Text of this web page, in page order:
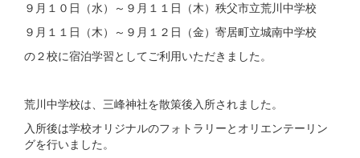
９月１０日（水）～９月１１日（木）秩父市立荒川中学校
９月１１日（木）～９月１２日（金）寄居町立城南中学校
の２校に宿泊学習としてご利用いただきました。
荒川中学校は、三峰神社を散策後入所されました。
入所後は学校オリジナルのフォトラリーとオリエンテーリン
グを行いました。